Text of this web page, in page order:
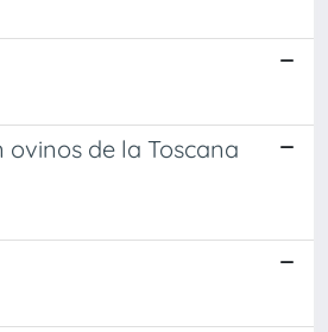
de la Toscana